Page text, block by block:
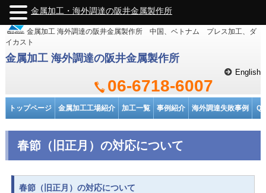
金属加工 海外調達の阪井金属製作所 中国、ベトナム プレス加工、ダ
イカスト
金属加工 海外調達の阪井金属製作所
English
06-6718-6007
トップページ 金属加工工場紹介 加工一覧 事例紹介 海外調達失敗事例 Ｑ
春節（旧正月）の対応について
春節（旧正月）の対応について
金属加工・海外調達の阪井金属製作所